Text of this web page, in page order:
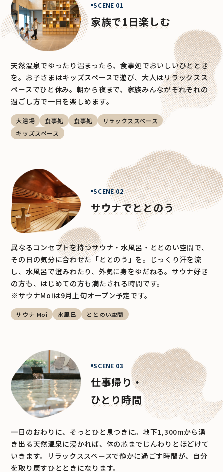
SCENE 01
家族で1日楽しむ
天然温泉でゆったり温まったら、食事処でおいしいひととき
を。お子さまはキッズスペースで遊び、大人はリラックスス
ペースでひと休み。朝から夜まで、家族みんながそれぞれの
過ごし方で一日を楽しめます。
大浴場 食事処 食事処
リラックススペース
キッズスペース
SCENE 02
サウナでととのう
異なるコンセプトを持つサウナ・水風呂・ととのい空間で、
その日の気分に合わせた「ととのう」を。じっくり汗を流
し、水風呂で澄みわたり、外気に身をゆだねる。サウナ好き
の方も、はじめての方も満たされる時間です。
※サウナMoiは9月上旬オープン予定です。
サウナ Moi 水風呂 ととのい空間
SCENE 03
仕事帰り・
ひとり時間
一日のおわりに、そっとひと息つきに。地下1,300mから湧
き出る天然温泉に浸かれば、体の芯までじんわりとほどけて
いきます。リラックススペースで静かに過ごす時間が、自分
を取り戻すひとときになります。